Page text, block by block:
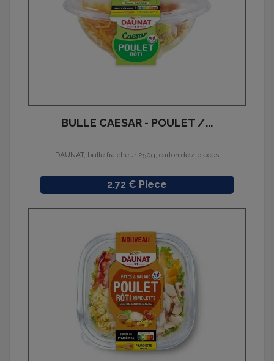
BULLE CAESAR - POULET /...
DAUNAT, bulle fraicheur 250g, carton de 4 pieces
Prix
2.72 € Piece